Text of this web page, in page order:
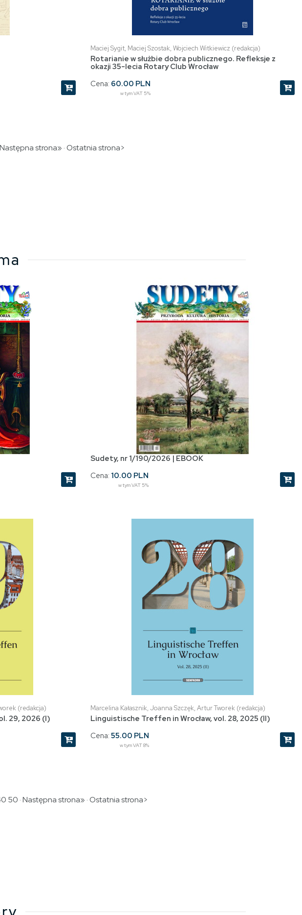
Maciej Sygit, Maciej Szostak, Wojciech Witkiewicz (redakcja)
Rotarianie w służbie dobra publicznego. Refleksje z
okazji 35-lecia Rotary Club Wrocław
Cena: 60.00 PLN
w tym VAT 5%
Następna strona» ·Ostatnia strona>
Sudety, nr 1/190/2026 | EBOOK
Cena: 10.00 PLN
w tym VAT 5%
(redakcja)
29, 2026 (I)
Marcelina Kałasznik, Joanna Szczęk, Artur Tworek (redakcja)
Linguistische Treffen in Wrocław, vol. 28, 2025 (II)
Cena: 55.00 PLN
w tym VAT 8%
50 ·Następna strona» ·Ostatnia strona>